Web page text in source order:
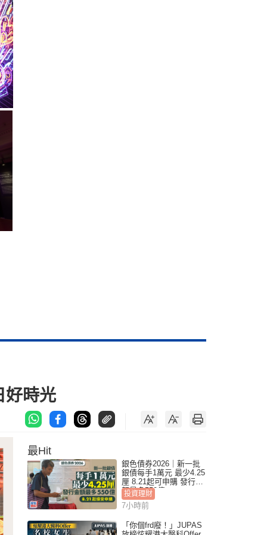
好時光
最Hit
銀色債券2026｜新一批
銀債每手1萬元 最少4.25
厘 8.21起可申購 發行金
額最多550億
投資理財
7小時前
「你個frd廢！」JUPAS